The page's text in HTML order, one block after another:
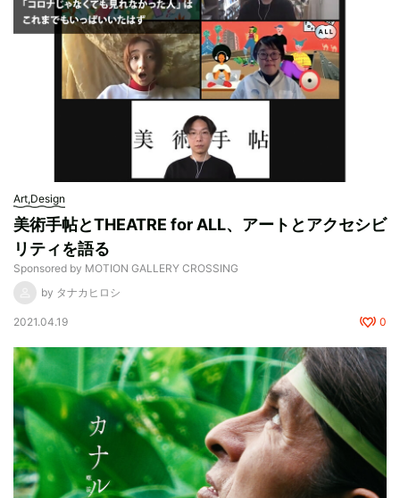
Art,Design
美術手帖とTHEATRE for ALL、アートとアクセシビ
リティを語る
Sponsored by MOTION GALLERY CROSSING
by タナカヒロシ
2021.04.19 0